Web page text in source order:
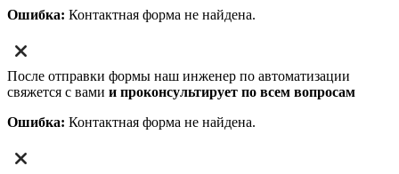
Ошибка: Контактная форма не найдена.
После отправки формы наш инженер по автоматизации
свяжется с вами и проконсультирует по всем вопросам
Ошибка: Контактная форма не найдена.